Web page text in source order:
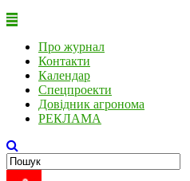
Про журнал
Контакти
Календар
Спецпроекти
Довідник агронома
РЕКЛАМА